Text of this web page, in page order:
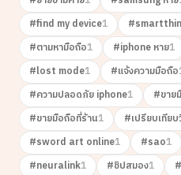
#find my device1 #
#ตามหามือถือ1 #iphone หาย1
#lost mode1 #แจ้งความมือถือ
#ความปลอดภัย iphone1 #ขาย
#ขายมือถือที่ร้าน1 #เปรียบเทีย
#sword art online1 #sao1
#neuralink1 #ชิปสมอง1 #